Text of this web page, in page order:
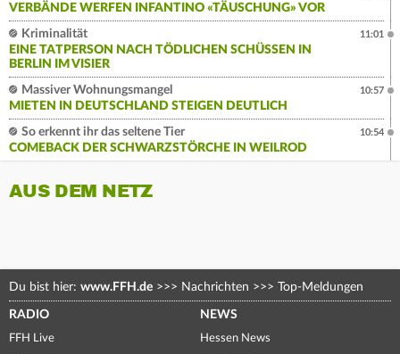
VERBÄNDE WERFEN INFANTINO «TÄUSCHUNG» VOR
Kriminalität
EINE TATPERSON NACH TÖDLICHEN SCHÜSSEN IN
BERLIN IM VISIER
11:01
Massiver Wohnungsmangel
MIETEN IN DEUTSCHLAND STEIGEN DEUTLICH
10:57
So erkennt ihr das seltene Tier
COMEBACK DER SCHWARZSTÖRCHE IN WEILROD
10:54
AUS DEM NETZ
Du bist hier: www.FFH.de >>> Nachrichten >>> Top-Meldungen
RADIO
FFH Live
NEWS
Hessen News